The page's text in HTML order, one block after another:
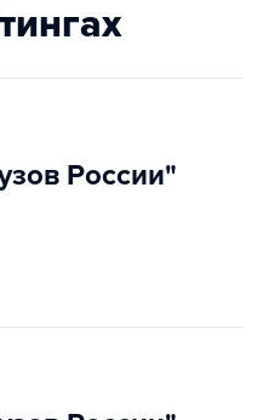
России"